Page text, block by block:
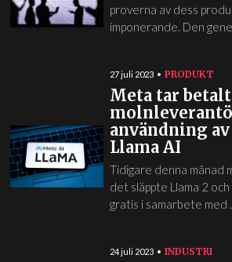
proverna av dess
imponerande. Den
27 juli 2023 PRODUKT
Meta tar
användning
Llama AI
Tidigare denna månad
det släppte Llama 2
gratis i samarbete med
24 juli 2023 INDUSTRI